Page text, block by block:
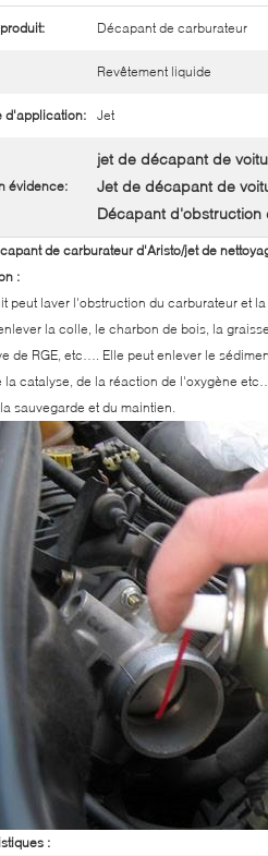
Décapant de carburateur
Revêtement liquide
d'application: Jet
évidence:
jet de décapant de
Jet de décapant de
Décapant
de carburateur d'Aristo/jet de
:
peut laver l'obstruction du carburateur et
la colle, le charbon de bois, la
de RGE, etc…. Elle peut enlever le
la catalyse, de la réaction de l'oxygène
sauvegarde et du maintien.
: